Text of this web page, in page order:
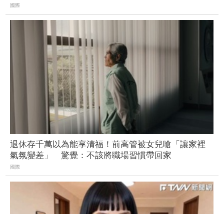
國際
退休存千萬以為能享清福！前高管被女兒嗆「讓家裡
氣氛變差」 驚覺：不該將職場習慣帶回家
國際